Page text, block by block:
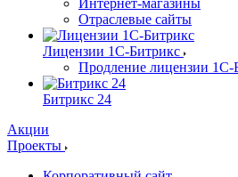
Интернет-магазины
Отраслевые сайты
Лицензии 1С-Битрикс
Продление лицензии 1С-
Битрикс 24
Акции
Проекты